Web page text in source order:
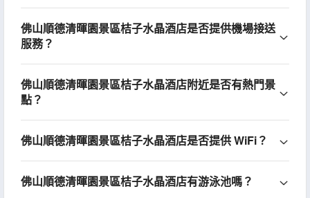
佛山順德清暉園景區桔子水晶酒店是否提供機場接送
服務？
佛山順德清暉園景區桔子水晶酒店附近是否有熱門景
點？
佛山順德清暉園景區桔子水晶酒店是否提供 WiFi？
佛山順德清暉園景區桔子水晶酒店有游泳池嗎？